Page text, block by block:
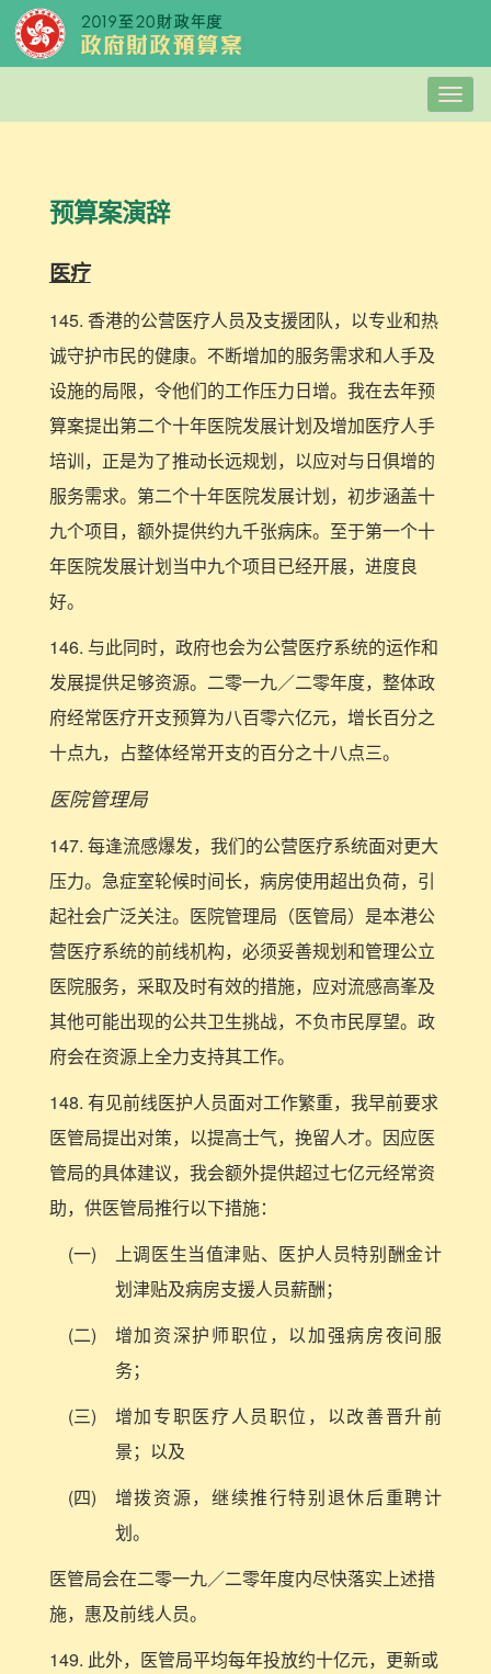
预算案演辞
医疗
145. 香港的公营医疗人员及支援团队，以专业和热
诚守护市民的健康。不断增加的服务需求和人手及
设施的局限，令他们的工作压力日增。我在去年预
算案提出第二个十年医院发展计划及增加医疗人手
培训，正是为了推动长远规划，以应对与日俱增的
服务需求。第二个十年医院发展计划，初步涵盖十
九个项目，额外提供约九千张病床。至于第一个十
年医院发展计划当中九个项目已经开展，进度良
好。
146. 与此同时，政府也会为公营医疗系统的运作和
发展提供足够资源。二零一九／二零年度，整体政
府经常医疗开支预算为八百零六亿元，增长百分之
十点九，占整体经常开支的百分之十八点三。
医院管理局
147. 每逢流感爆发，我们的公营医疗系统面对更大
压力。急症室轮候时间长，病房使用超出负荷，引
起社会广泛关注。医院管理局（医管局）是本港公
营医疗系统的前线机构，必须妥善规划和管理公立
医院服务，采取及时有效的措施，应对流感高峯及
其他可能出现的公共卫生挑战，不负市民厚望。政
府会在资源上全力支持其工作。
148. 有见前线医护人员面对工作繁重，我早前要求
医管局提出对策，以提高士气，挽留人才。因应医
管局的具体建议，我会额外提供超过七亿元经常资
助，供医管局推行以下措施：
(一)
上调医生当值津贴、医护人员特别酬金计
划津贴及病房支援人员薪酬；
(二)
增加资深护师职位，以加强病房夜间服
务；
(三)
增加专职医疗人员职位，以改善晋升前
景；以及
(四)
增拨资源，继续推行特别退休后重聘计
划。
医管局会在二零一九／二零年度内尽快落实上述措
施，惠及前线人员。
149. 此外，医管局平均每年投放约十亿元，更新或